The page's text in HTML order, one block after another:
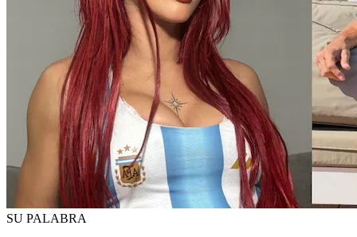
SU PALABRA